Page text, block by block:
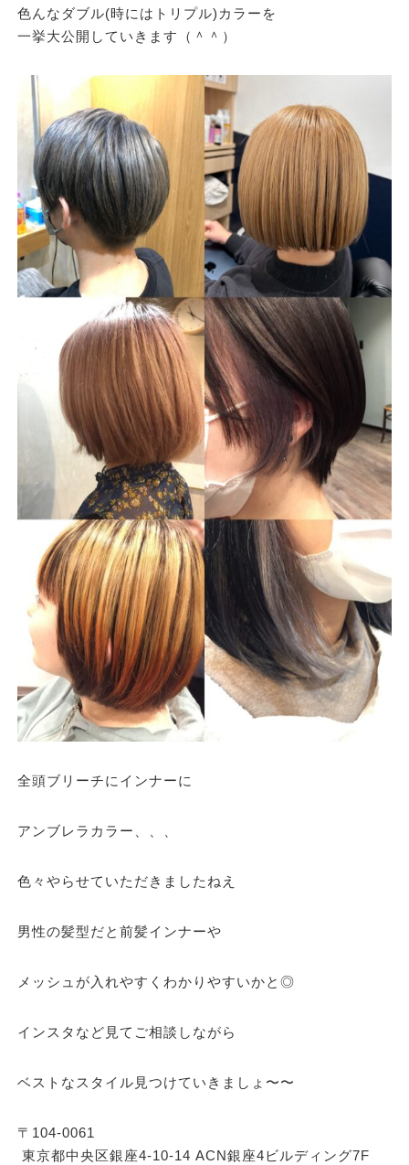
色んなダブル(時にはトリプル)カラーを
一挙大公開していきます（＾＾）
全頭ブリーチにインナーに
アンブレラカラー、、、
色々やらせていただきましたねえ
男性の髪型だと前髪インナーや
メッシュが入れやすくわかりやすいかと◎
インスタなど見てご相談しながら
ベストなスタイル見つけていきましょ〜〜
〒104-0061
東京都中央区銀座4-10-14 ACN銀座4ビルディング7F